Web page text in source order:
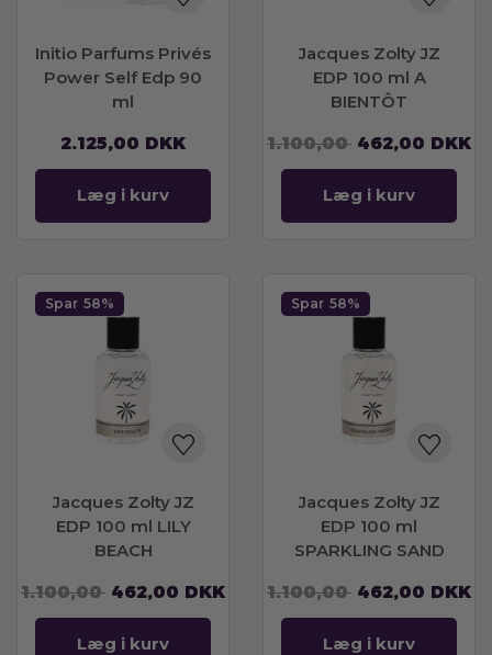
Initio Parfums Privés
Power Self Edp 90
ml
2.125,00 DKK
Læg i kurv
Jacques Zolty JZ
EDP 100 ml A
BIENTÔT
1.100,00 462,00 DKK
Læg i kurv
Spar 58%
Jacques Zolty JZ
EDP 100 ml LILY
BEACH
1.100,00 462,00 DKK
Læg i kurv
Spar 58%
Jacques Zolty JZ
EDP 100 ml
SPARKLING SAND
1.100,00 462,00 DKK
Læg i kurv